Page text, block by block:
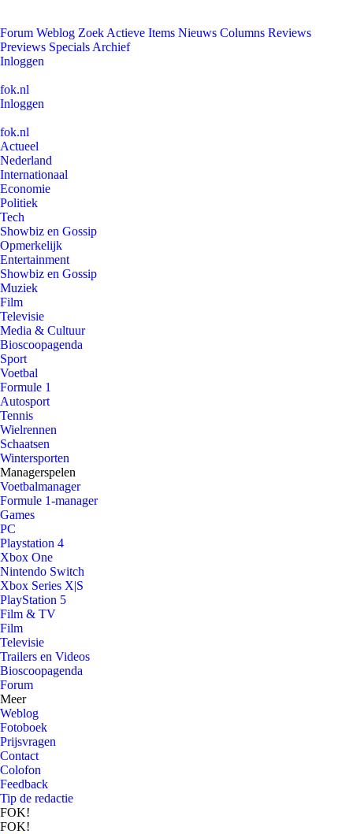
Forum Weblog Zoek Actieve Items Nieuws Columns Reviews
Previews Specials Archief
Inloggen
fok.nl
Inloggen
fok.nl
Actueel
Nederland
Internationaal
Economie
Politiek
Tech
Showbiz en Gossip
Opmerkelijk
Entertainment
Showbiz en Gossip
Muziek
Film
Televisie
Media & Cultuur
Bioscoopagenda
Sport
Voetbal
Formule 1
Autosport
Tennis
Wielrennen
Schaatsen
Wintersporten
Managerspelen
Voetbalmanager
Formule 1-manager
Games
PC
Playstation 4
Xbox One
Nintendo Switch
Xbox Series X|S
PlayStation 5
Film & TV
Film
Televisie
Trailers en Videos
Bioscoopagenda
Forum
Meer
Weblog
Fotoboek
Prijsvragen
Contact
Colofon
Feedback
Tip de redactie
FOK!
FOK!